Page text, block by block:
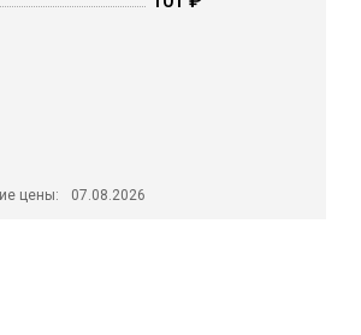
цены: 07.08.2026